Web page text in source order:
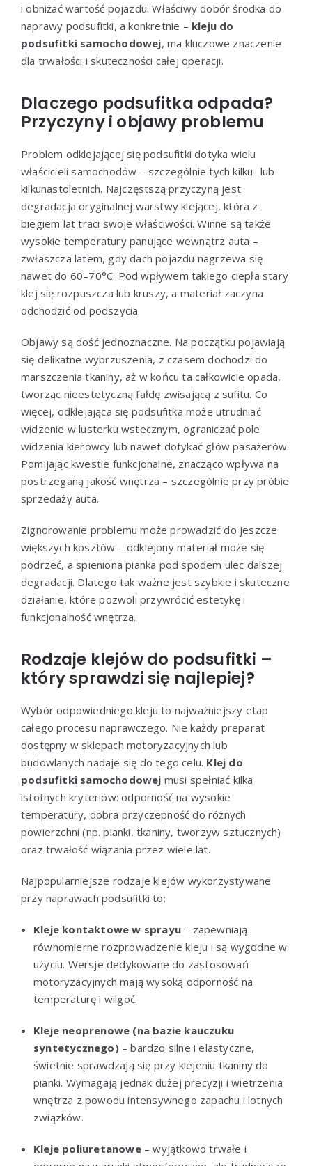
i obniżać wartość pojazdu. Właściwy dobór środka do
naprawy podsufitki, a konkretnie – kleju do
podsufitki samochodowej, ma kluczowe znaczenie
dla trwałości i skuteczności całej operacji.
Dlaczego podsufitka odpada?
Przyczyny i objawy problemu
Problem odklejającej się podsufitki dotyka wielu
właścicieli samochodów – szczególnie tych kilku- lub
kilkunastoletnich. Najczęstszą przyczyną jest
degradacja oryginalnej warstwy klejącej, która z
biegiem lat traci swoje właściwości. Winne są także
wysokie temperatury panujące wewnątrz auta –
zwłaszcza latem, gdy dach pojazdu nagrzewa się
nawet do 60–70°C. Pod wpływem takiego ciepła stary
klej się rozpuszcza lub kruszy, a materiał zaczyna
odchodzić od podszycia.
Objawy są dość jednoznaczne. Na początku pojawiają
się delikatne wybrzuszenia, z czasem dochodzi do
marszczenia tkaniny, aż w końcu ta całkowicie opada,
tworząc nieestetyczną fałdę zwisającą z sufitu. Co
więcej, odklejająca się podsufitka może utrudniać
widzenie w lusterku wstecznym, ograniczać pole
widzenia kierowcy lub nawet dotykać głów pasażerów.
Pomijając kwestie funkcjonalne, znacząco wpływa na
postrzeganą jakość wnętrza – szczególnie przy próbie
sprzedaży auta.
Zignorowanie problemu może prowadzić do jeszcze
większych kosztów – odklejony materiał może się
podrzeć, a spieniona pianka pod spodem ulec dalszej
degradacji. Dlatego tak ważne jest szybkie i skuteczne
działanie, które pozwoli przywrócić estetykę i
funkcjonalność wnętrza.
Rodzaje klejów do podsufitki –
który sprawdzi się najlepiej?
Wybór odpowiedniego kleju to najważniejszy etap
całego procesu naprawczego. Nie każdy preparat
dostępny w sklepach motoryzacyjnych lub
budowlanych nadaje się do tego celu. Klej do
podsufitki samochodowej musi spełniać kilka
istotnych kryteriów: odporność na wysokie
temperatury, dobra przyczepność do różnych
powierzchni (np. pianki, tkaniny, tworzyw sztucznych)
oraz trwałość wiązania przez wiele lat.
Najpopularniejsze rodzaje klejów wykorzystywane
przy naprawach podsufitki to:
Kleje kontaktowe w sprayu – zapewniają
równomierne rozprowadzenie kleju i są wygodne w
użyciu. Wersje dedykowane do zastosowań
motoryzacyjnych mają wysoką odporność na
temperaturę i wilgoć.
Kleje neoprenowe (na bazie kauczuku
syntetycznego)– bardzo silne i elastyczne,
świetnie sprawdzają się przy klejeniu tkaniny do
pianki. Wymagają jednak dużej precyzji i wietrzenia
wnętrza z powodu intensywnego zapachu i lotnych
związków.
Kleje poliuretanowe– wyjątkowo trwałe i